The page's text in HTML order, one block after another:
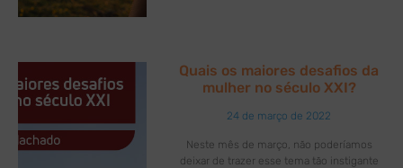
Quais os maiores desafios da
mulher no século XXI?
24 de março de 2022
Neste mês de março, não poderíamos
deixar de trazer esse tema tão instigante